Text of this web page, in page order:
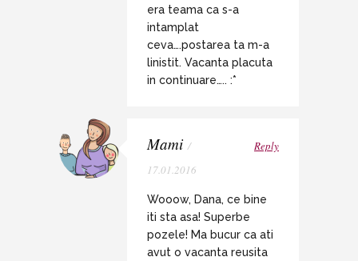
era teama ca s-a
intamplat
ceva….postarea ta m-a
linistit. Vacanta placuta
in continuare….. :*
Mami /
17.01.2016
Reply
Wooow, Dana, ce bine
iti sta asa! Superbe
pozele! Ma bucur ca ati
avut o vacanta reusita